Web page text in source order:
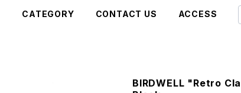
CATEGORY CONTACT US ACCESS
BIRDWELL "Retro